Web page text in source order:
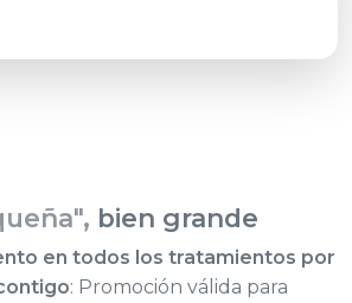
bien grande
en todos los tratamientos por
: Promoción válida para